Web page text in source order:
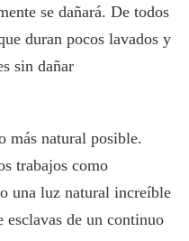
se dañará. De todos
duran pocos lavados y
sin dañar
más natural posible.
trabajos como
una luz natural increíble
de un continuo